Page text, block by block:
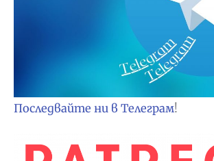
Последвайте ни в Телеграм!